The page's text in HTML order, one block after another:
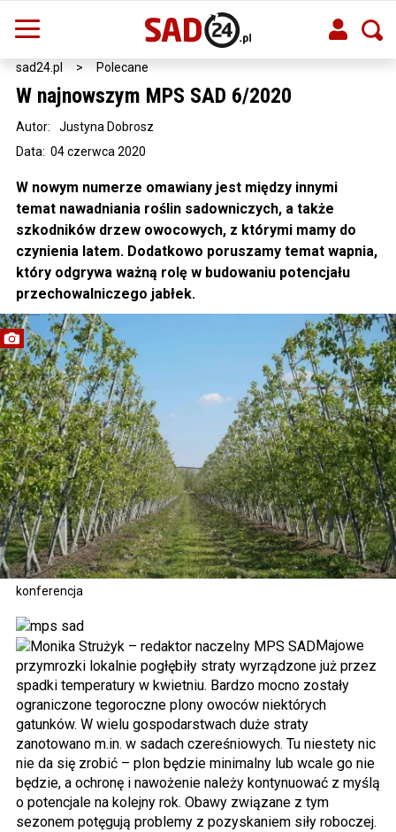
sad24.pl > Polecane
konferencja
W najnowszym MPS SAD 6/2020
Data: 04 czerwca 2020
Autor: Justyna Dobrosz
W nowym numerze omawiany jest między innymi
temat nawadniania roślin sadowniczych, a także
szkodników drzew owocowych, z którymi mamy do
czynienia latem. Dodatkowo poruszamy temat wapnia,
który odgrywa ważną rolę w budowaniu potencjału
przechowalniczego jabłek.
Majowe
przymrozki lokalnie pogłębiły straty wyrządzone już przez
spadki temperatury w kwietniu. Bardzo mocno zostały
ograniczone tegoroczne plony owoców niektórych
gatunków. W wielu gospodarstwach duże straty
zanotowano m.in. w sadach czereśniowych. Tu niestety nic
nie da się zrobić – plon będzie minimalny lub wcale go nie
będzie, a ochronę i nawożenie należy kontynuować z myślą
o potencjale na kolejny rok. Obawy związane z tym
sezonem potęgują problemy z pozyskaniem siły roboczej.